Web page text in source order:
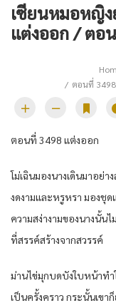
เซียนหมอหญิ
แต่งออก / ตอ
ตอนที่
ตอนที่​ 3498 แต่ง​ออก​
โม่เฉิน​มอง​นาง​เดิน​มาอย่
งดงาม​และ​หรูหรา​ มอง​ชุด
ความสง่างาม​ของ​นาง​นั้น​
ที่​สรรค์สร้าง​จาก​สวรรค์​
ม่าน​ไข่มุก​บดบัง​ใบหน้า​ทำ
เป็นครั้งคราว​ กระนั้น​เขา​